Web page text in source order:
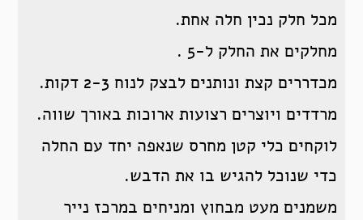
מכל חלק נכין חלה אחת.
מחלקים את החלק ל-5 .
מכדררים קצת ונותנים לבצק לנוח 2-3 דקות.
מרדדים ויוצרים רצועות ארוכות באורך שווה.
לוקחים כלי קטן מחרס שנאפה יחד עם החלה
כדי שנוכל להגיש בו את הדבש.
משמנים מעט מבחוץ ומניחים במרכז נייר